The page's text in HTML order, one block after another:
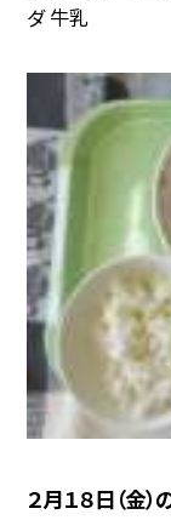
ダ 牛乳
２月１８日（金